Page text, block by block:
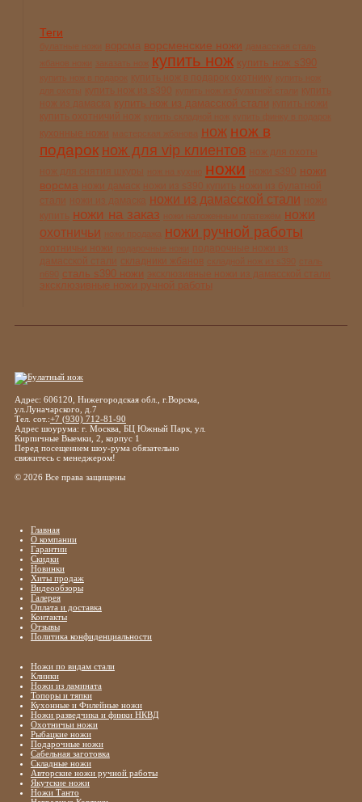
Теги
ворсма ворсменские ножи
купить нож купить нож s390
купить нож из дамасской стали
купить охотничий нож
кухонные ножи нож нож в
подарок нож для vip клиентов нож для охоты
ножи
ножи
ворсма
ножи дамаск
ножи из булатной
стали
ножи из дамасской стали
ножи
купить
ножи на заказ
ножи
охотничьи
ножи ручной работы
охотничьи ножи
складники жбанов
сталь s390 ножи
эксклюзивные ножи ручной работы
Адрес: 606120, Нижегородская обл., г.Ворсма,
ул.Луначарского, д.7
Тел. сот.:+7 (930) 712-81-90
Адрес шоурума: г. Москва, БЦ Южный Парк, ул.
Кирпичные Выемки, 2, корпус 1
Перед посещением шоу-рума обязательно
свяжитесь с менеджером!
© 2026 Все права защищены
Главная
О компании
Гарантии
Скидки
Новинки
Хиты продаж
Видеообзоры
Галерея
Оплата и доставка
Контакты
Отзывы
Политика конфиденциальности
Ножи по видам стали
Клинки
Ножи из ламината
Топоры и тяпки
Кухонные и Филейные ножи
Ножи разведчика и финки НКВД
Охотничьи ножи
Рыбацкие ножи
Подарочные ножи
Сабельная заготовка
Складные ножи
Авторские ножи ручной работы
Якутские ножи
Ножи Танто